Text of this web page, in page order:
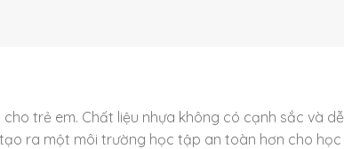
trẻ em. Chất liệu nhựa không có cạnh sắc và dễ
ra một môi trường học tập an toàn hơn cho học